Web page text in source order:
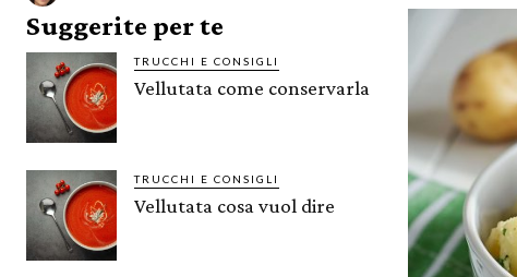
Suggerite per te
TRUCCHI E CONSIGLI
Vellutata come conservarla
TRUCCHI E CONSIGLI
Vellutata cosa vuol dire